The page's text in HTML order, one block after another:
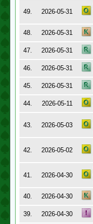
49. 2026-05-31
48. 2026-05-31
47.
2026-05-31
46.
2026-05-31
45.
2026-05-31
44.
2026-05-11
43. 2026-05-03
42. 2026-05-02
41. 2026-04-30
40. 2026-04-30
39.
2026-04-30